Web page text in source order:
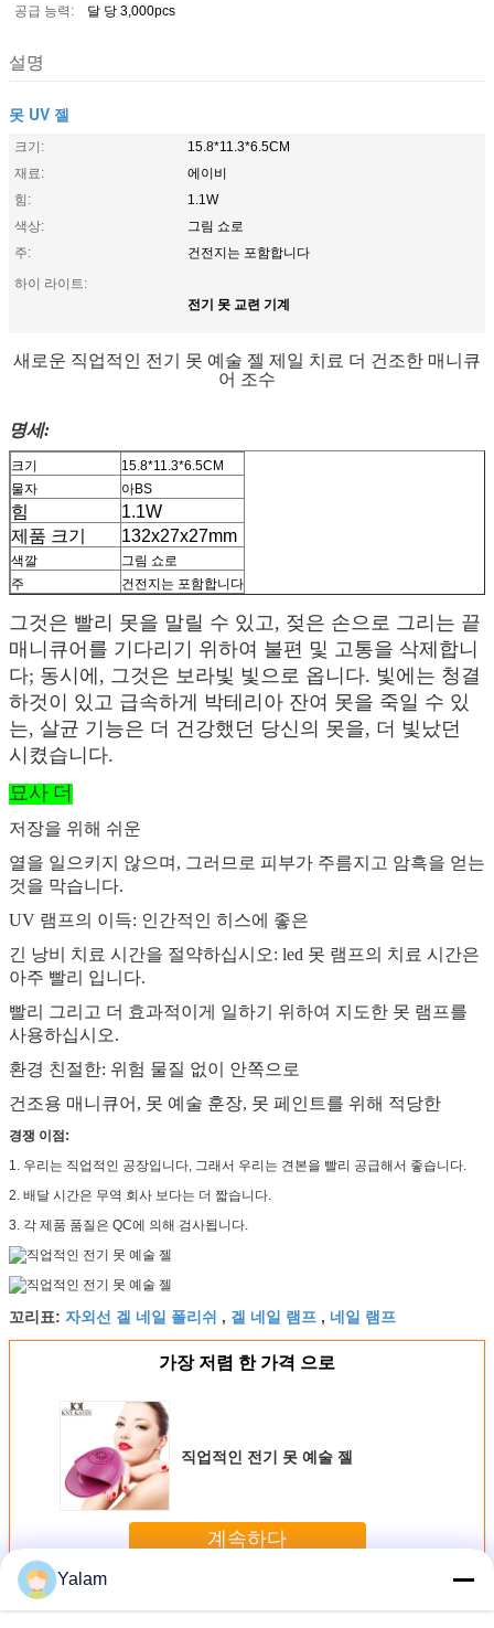
공급 능력:
달 당 3,000pcs
설명
못 UV 젤
크기:
15.8*11.3*6.5CM
재료:
에이비
힘:
1.1W
색상:
그림 쇼로
주:
건전지는 포함합니다
하이 라이트:
전기 못 교련 기계
새로운 직업적인 전기 못 예술 젤 제일 치료 더 건조한 매니큐
어 조수
명세:
크기
15.8*11.3*6.5CM
물자
아BS
힘
1.1W
제품 크기
132x27x27mm
색깔
그림 쇼로
주
건전지는 포함합니다
그것은 빨리 못을 말릴 수 있고, 젖은 손으로 그리는 끝
매니큐어를 기다리기 위하여 불편 및 고통을 삭제합니
다; 동시에, 그것은 보라빛 빛으로 옵니다. 빛에는 청결
하것이 있고 급속하게 박테리아 잔여 못을 죽일 수 있
는, 살균 기능은 더 건강했던 당신의 못을, 더 빛났던
시켰습니다.
묘사 더
저장을 위해 쉬운
열을 일으키지 않으며, 그러므로 피부가 주름지고 암흑을 얻는
것을 막습니다.
UV 램프의 이득: 인간적인 히스에 좋은
긴 낭비 치료 시간을 절약하십시오: led 못 램프의 치료 시간은
아주 빨리 입니다.
빨리 그리고 더 효과적이게 일하기 위하여 지도한 못 램프를
사용하십시오.
환경 친절한: 위험 물질 없이 안쪽으로
건조용 매니큐어, 못 예술 훈장, 못 페인트를 위해 적당한
경쟁 이점:
1. 우리는 직업적인 공장입니다, 그래서 우리는 견본을 빨리 공급해서 좋습니다.
2. 배달 시간은 무역 회사 보다는 더 짧습니다.
3. 각 제품 품질은 QC에 의해 검사됩니다.
꼬리표: 자외선 겔 네일 폴리쉬 , 겔 네일 램프 , 네일 램프
가장 저렴 한 가격 으로
직업적인 전기 못 예술 젤
계속하다
더 많은 것
Yalam